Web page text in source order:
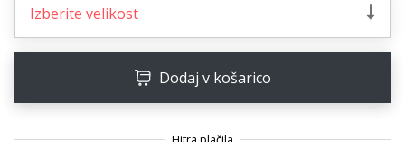
svojo
stran,
Facebook
Izberite velikost
Dodaj v košarico